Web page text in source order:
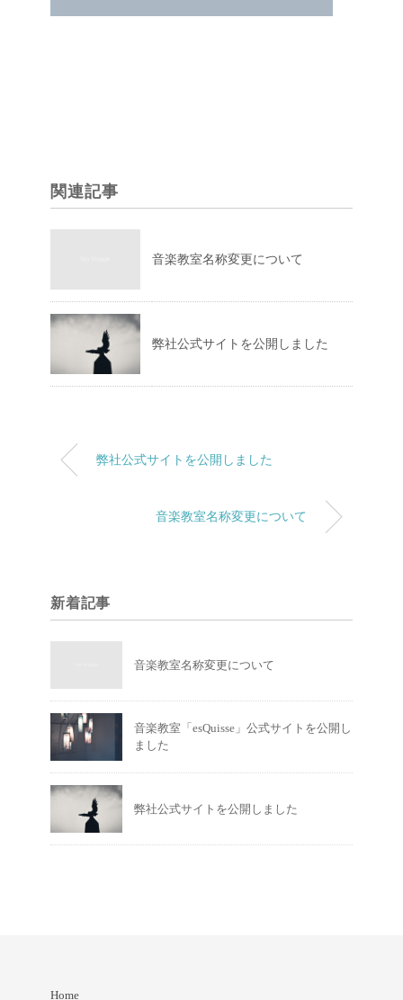
関連記事
音楽教室名称変更について
弊社公式サイトを公開しました
弊社公式サイトを公開しました
音楽教室名称変更について
新着記事
音楽教室名称変更について
音楽教室「esQuisse」公式サイトを公開し
ました
弊社公式サイトを公開しました
Home